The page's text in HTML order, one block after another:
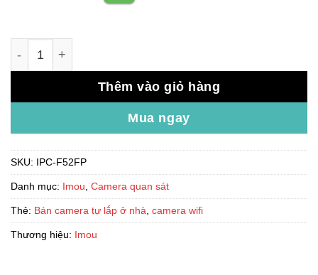
Thêm vào giỏ hàng
Mua ngay
SKU: IPC-F52FP
Danh mục: Imou Camera quan sát
Thẻ: Bán camera tự lắp ở nhà camera wifi
Thương hiệu: Imou